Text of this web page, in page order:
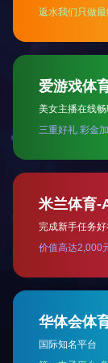
关于我们
工程案例
产品展示
科研